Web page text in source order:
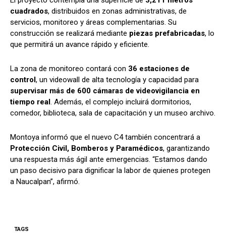
cuadrados, distribuidos en zonas administrativas, de
servicios, monitoreo y áreas complementarias. Su
construcción se realizará mediante piezas prefabricadas, lo
que permitirá un avance rápido y eficiente.
La zona de monitoreo contará con 36 estaciones de
control, un videowall de alta tecnología y capacidad para
supervisar más de 600 cámaras de videovigilancia en
tiempo real . Además, el complejo incluirá dormitorios,
comedor, biblioteca, sala de capacitación y un museo archivo.
Montoya informó que el nuevo C4 también concentrará a
Protección Civil, Bomberos y Paramédicos, garantizando
una respuesta más ágil ante emergencias. “Estamos dando
un paso decisivo para dignificar la labor de quienes protegen
a Naucalpan”, afirmó.
TAGS